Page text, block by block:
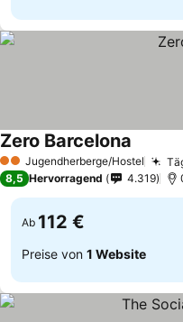
2 SterneJugendherberge/Hostel
Zero Barcelona
8,5 Hervorragend 4.319
Ab 112 €
Preise von 1 Website